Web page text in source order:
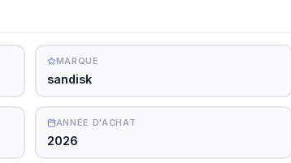
MARQUE
sandisk
ANNÉE D'ACHAT
2026